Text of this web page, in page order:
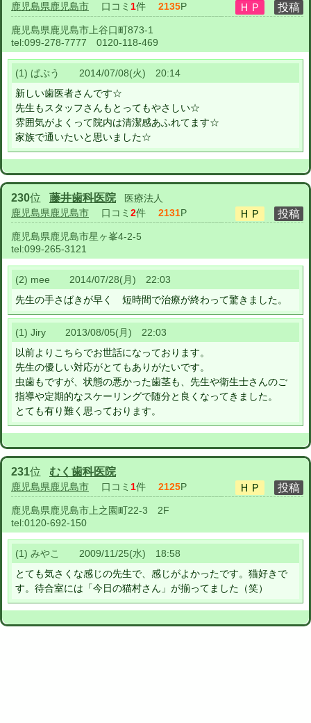
鹿児島県鹿児島市 口コミ 1件 2135P
鹿児島県鹿児島市上谷口町873-1
tel:099-278-7777 0120-118-469
(1) ぱぷう 2014/07/08(火) 20:14
新しい歯医者さんです☆
先生もスタッフさんもとってもやさしい☆
雰囲気がよくって院内は清潔感あふれてます☆
家族で通いたいと思いました☆
230位 藤井歯科医院
医療法人
鹿児島県鹿児島市 口コミ 2件 2131P
鹿児島県鹿児島市星ヶ峯4-2-5
tel:099-265-3121
(2) mee 2014/07/28(月) 22:03
先生の手さばきが早く 短時間で治療が終わって驚きました。
(1) Jiry 2013/08/05(月) 22:03
以前よりこちらでお世話になっております。
先生の優しい対応がとてもありがたいです。
虫歯もですが、状態の悪かった歯茎も、先生や衛生士さんのご
指導や定期的なスケーリングで随分と良くなってきました。
とても有り難く思っております。
231位 むく歯科医院
鹿児島県鹿児島市 口コミ 1件 2125P
鹿児島県鹿児島市上之園町22-3 2F
tel:0120-692-150
(1) みやこ 2009/11/25(水) 18:58
とても気さくな感じの先生で、感じがよかったです。猫好きで
す。待合室には「今日の猫村さん」が揃ってました（笑）